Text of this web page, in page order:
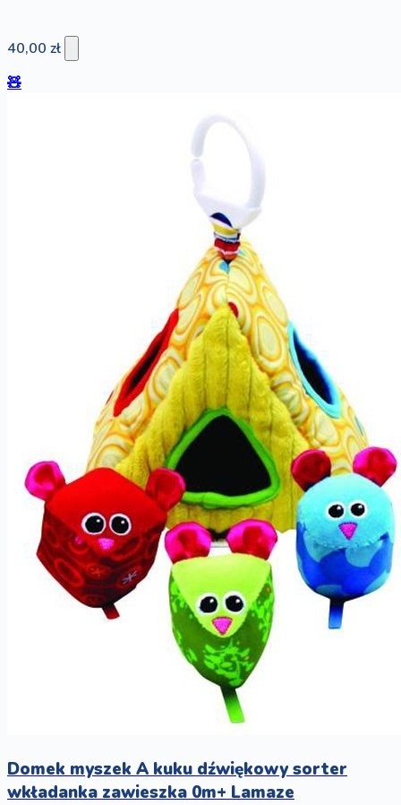
40,00 zł
🧸
Domek myszek A kuku dźwiękowy sorter
wkładanka zawieszka 0m+ Lamaze